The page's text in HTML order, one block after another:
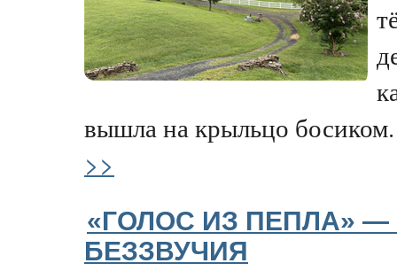
вышла на крыльцо
>>
«ГОЛОС ИЗ ПЕПЛА» —
БЕЗЗВУЧИЯ